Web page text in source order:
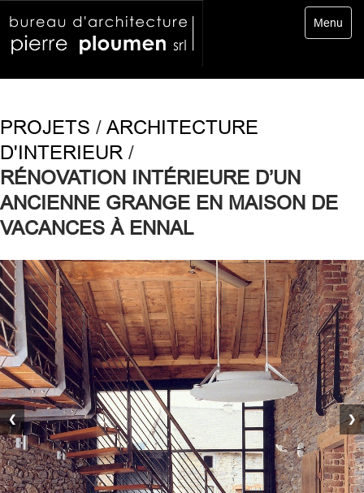
Toggle
Menu
PROJETS / ARCHITECTURE
D'INTERIEUR /
RÉNOVATION INTÉRIEURE D’UN
ANCIENNE GRANGE EN MAISON DE
VACANCES À ENNAL
❮ ❯